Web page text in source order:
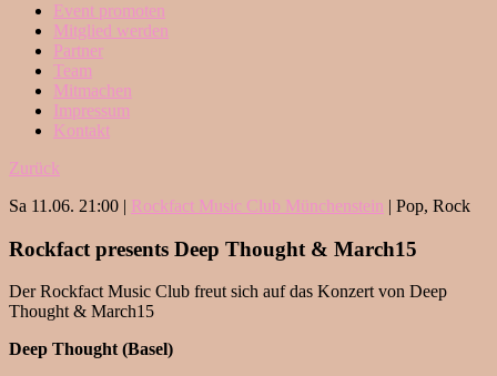
Event promoten
Mitglied werden
Partner
Team
Mitmachen
Impressum
Kontakt
Zurück
Sa 11.06. 21:00 | Rockfact Music Club Münchenstein | Pop, Rock
Rockfact presents Deep Thought & March15
Der Rockfact Music Club freut sich auf das Konzert von Deep
Thought & March15
Deep Thought (Basel)